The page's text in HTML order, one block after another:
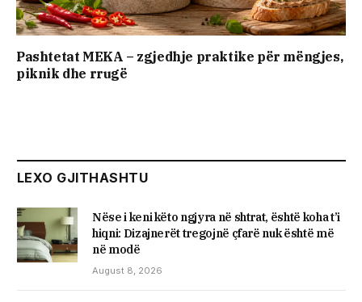
Pashtetat MEKA – zgjedhje praktike për mëngjes,
piknik dhe rrugë
LEXO GJITHASHTU
Nëse i keni këto ngjyra në shtrat, është koha t’i
hiqni: Dizajnerët tregojnë çfarë nuk është më
në modë
August 8, 2026